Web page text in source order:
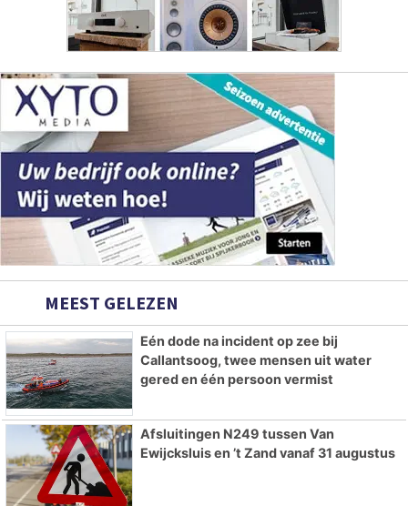
MEEST GELEZEN
Eén dode na incident op zee bij
Callantsoog, twee mensen uit water
gered en één persoon vermist
Afsluitingen N249 tussen Van
Ewijcksluis en ’t Zand vanaf 31 augustus